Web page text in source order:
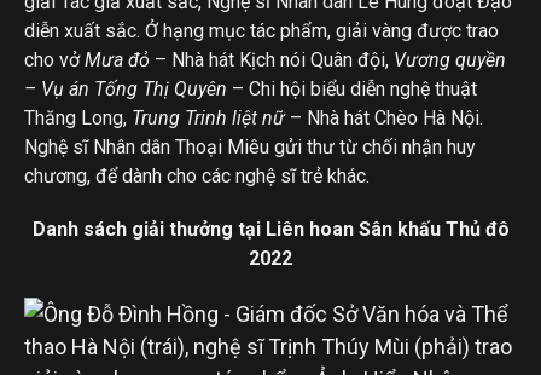
diễn xuất sắc. Ở hạng mục tác phẩm, giải vàng được trao
cho vởMưa đỏ – Nhà hát Kịch nói Quân đội, Vương quyền
– Vụ án Tống Thị Quyên – Chi hội biểu diễn nghệ thuật
Thăng Long, Trung Trinh liệt nữ – Nhà hát Chèo Hà Nội.
Nghệ sĩ Nhân dân Thoại Miêu gửi thư từ chối nhận huy
chương, để dành cho các nghệ sĩ trẻ khác.
Danh sách giải thưởng tại Liên hoan Sân khấu Thủ đô
2022